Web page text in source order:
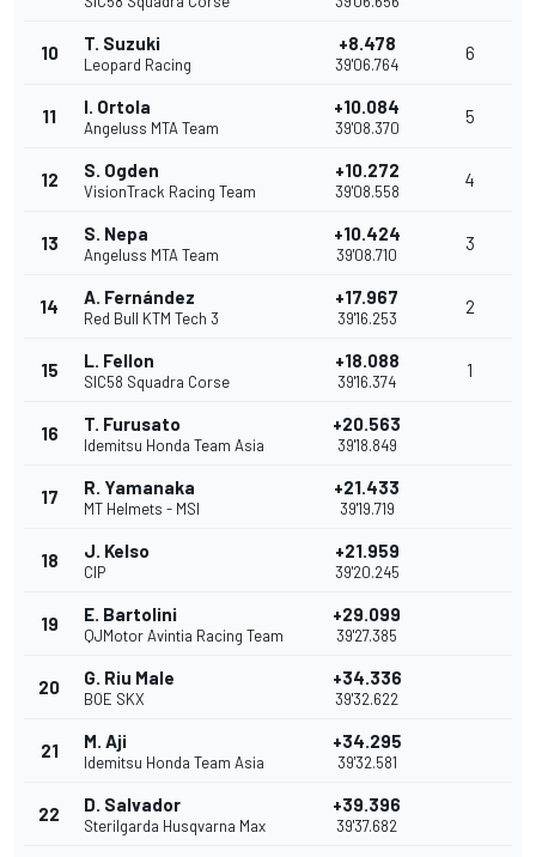
10 T. Suzuki
Leopard Racing
+8.478
39'06.764
6
11 I. Ortola
Angeluss MTA Team
+10.084
39'08.370
5
12 S. Ogden
VisionTrack Racing Team
+10.272
39'08.558
4
13 S. Nepa
Angeluss MTA Team
+10.424
39'08.710
3
14 A. Fernández
Red Bull KTM Tech 3
+17.967
39'16.253
2
15 L. Fellon
SIC58 Squadra Corse
+18.088
39'16.374
1
16 T. Furusato
Idemitsu Honda Team Asia
+20.563
39'18.849
17 R. Yamanaka
MT Helmets - MSI
+21.433
39'19.719
18 J. Kelso
CIP
+21.959
39'20.245
19 E. Bartolini
QJMotor Avintia Racing Team
+29.099
39'27.385
20 G. Riu Male
BOE SKX
+34.336
39'32.622
21 M. Aji
Idemitsu Honda Team Asia
+34.295
39'32.581
22 D. Salvador
Sterilgarda Husqvarna Max
+39.396
39'37.682